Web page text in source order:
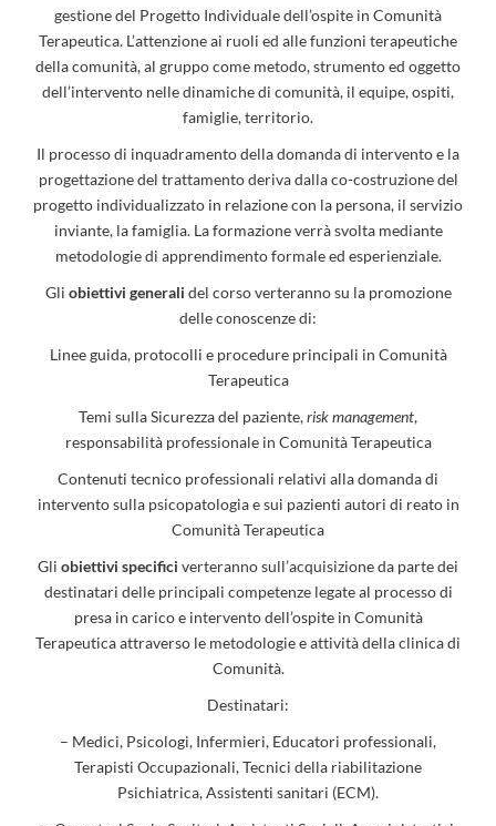
gestione del Progetto Individuale dell’ospite in Comunità
Terapeutica. L’attenzione ai ruoli ed alle funzioni terapeutiche
della comunità, al gruppo come metodo, strumento ed oggetto
dell’intervento nelle dinamiche di comunità, il equipe, ospiti,
famiglie, territorio.
Il processo di inquadramento della domanda di intervento e la
progettazione del trattamento deriva dalla co-costruzione del
progetto individualizzato in relazione con la persona, il servizio
inviante, la famiglia. La formazione verrà svolta mediante
metodologie di apprendimento formale ed esperienziale.
Gli obiettivi generali del corso verteranno su la promozione
delle conoscenze di:
Linee guida, protocolli e procedure principali in Comunità
Terapeutica
Temi sulla Sicurezza del paziente,risk management,
responsabilità professionale in Comunità Terapeutica
Contenuti tecnico professionali relativi alla domanda di
intervento sulla psicopatologia e sui pazienti autori di reato in
Comunità Terapeutica
Gli obiettivi specifici verteranno sull’acquisizione da parte dei
destinatari delle principali competenze legate al processo di
presa in carico e intervento dell’ospite in Comunità
Terapeutica attraverso le metodologie e attività della clinica di
Comunità.
Destinatari:
– Medici, Psicologi, Infermieri, Educatori professionali,
Terapisti Occupazionali, Tecnici della riabilitazione
Psichiatrica, Assistenti sanitari (ECM).